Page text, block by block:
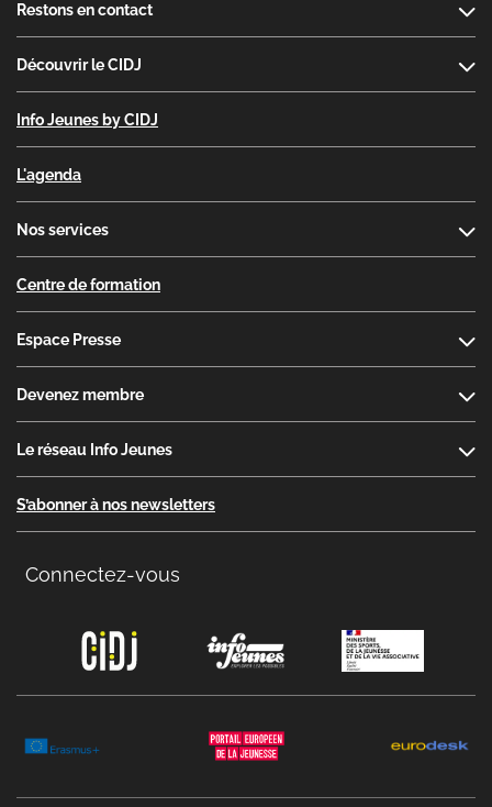
Restons en contact
Découvrir le CIDJ
Info Jeunes by CIDJ
L'agenda
Nos services
Centre de formation
Espace Presse
Devenez membre
Le réseau Info Jeunes
S’abonner à nos newsletters
Connectez-vous